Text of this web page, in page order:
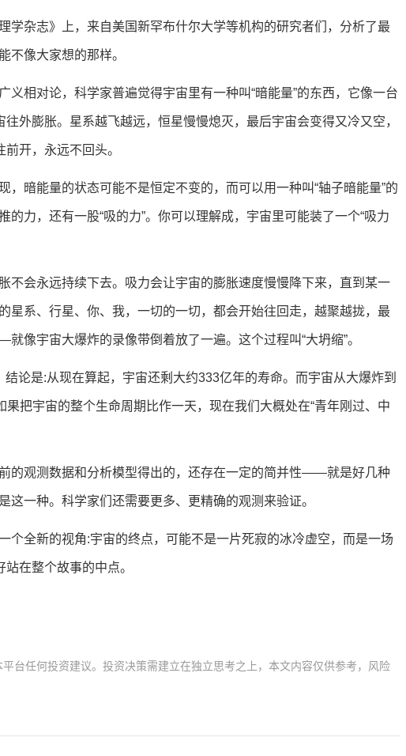
学杂志》上，来自美国新罕布什尔大学等机构的研究者们，分析了最
不像大家想的那样。
义相对论，科学家普遍觉得宇宙里有一种叫“暗能量”的东西，它像一台
往外膨胀。星系越飞越远，恒星慢慢熄灭，最后宇宙会变得又冷又空，
开，永远不回头。
，暗能量的状态可能不是恒定不变的，而可以用一种叫“轴子暗能量”的
力，还有一股“吸的力”。你可以理解成，宇宙里可能装了一个“吸力
不会永远持续下去。吸力会让宇宙的膨胀速度慢慢降下来，直到某一
星系、行星、你、我，一切的一切，都会开始往回走，越聚越拢，最
像宇宙大爆炸的录像带倒着放了一遍。这个过程叫“大坍缩”。
论是:从现在算起，宇宙还剩大约333亿年的寿命。而宇宙从大爆炸到
把宇宙的整个生命周期比作一天，现在我们大概处在“青年刚过、中
的观测数据和分析模型得出的，还存在一定的简并性——就是好几种
这一种。科学家们还需要更多、更精确的观测来验证。
个全新的视角:宇宙的终点，可能不是一片死寂的冰冷虚空，而是一场
在整个故事的中点。
台任何投资建议。投资决策需建立在独立思考之上，本文内容仅供参考，风险